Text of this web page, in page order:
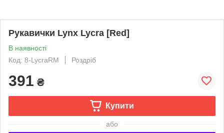
Рукавички Lynx Lycra [Red]
В наявності
Код: 8-LycraRM
Роздріб
391 ₴
Купити
або